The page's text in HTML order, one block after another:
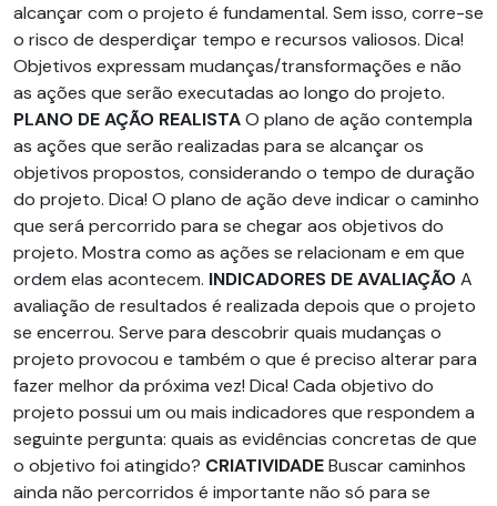
alcançar com o projeto é fundamental. Sem isso, corre-se
o risco de desperdiçar tempo e recursos valiosos. Dica!
Objetivos expressam mudanças/transformações e não
as ações que serão executadas ao longo do projeto.
PLANO DE AÇÃO REALISTAO plano de ação contempla
as ações que serão realizadas para se alcançar os
objetivos propostos, considerando o tempo de duração
do projeto. Dica! O plano de ação deve indicar o caminho
que será percorrido para se chegar aos objetivos do
projeto. Mostra como as ações se relacionam e em que
ordem elas acontecem. INDICADORES DE AVALIAÇÃOA
avaliação de resultados é realizada depois que o projeto
se encerrou. Serve para descobrir quais mudanças o
projeto provocou e também o que é preciso alterar para
fazer melhor da próxima vez! Dica! Cada objetivo do
projeto possui um ou mais indicadores que respondem a
seguinte pergunta: quais as evidências concretas de que
o objetivo foi atingido? CRIATIVIDADEBuscar caminhos
ainda não percorridos é importante não só para se